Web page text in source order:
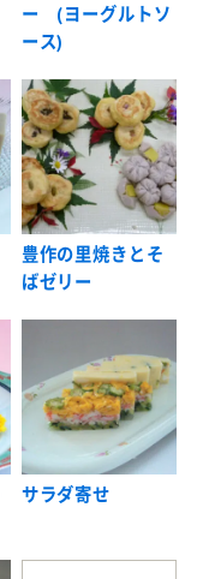
ー (ヨーグルトソ
ース)
豊作の里焼きとそ
ばゼリー
サラダ寄せ